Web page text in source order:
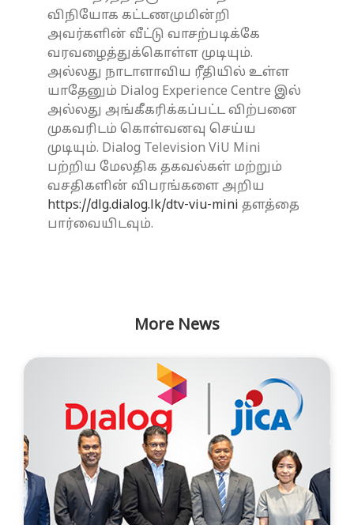
விநியோக கட்டணமுமின்றி
அவர்களின் வீட்டு வாசற்படிக்கே
வரவழைத்துக்கொள்ள முடியும்.
அல்லது நாடாளாவிய ரீதியில் உள்ள
யாதேனும் Dialog Experience Centre இல்
அல்லது அங்கீகரிக்கப்பட்ட விற்பனை
முகவரிடம் கொள்வனவு செய்ய
முடியும். Dialog Television ViU Mini
பற்றிய மேலதிக தகவல்கள் மற்றும்
வசதிகளின் விபரங்களை அறிய
https://dlg.dialog.lk/dtv-viu-mini தளத்தை
பார்வையிடவும்.
More News